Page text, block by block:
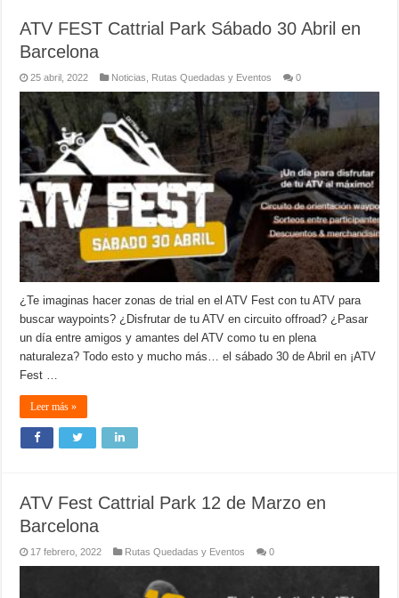
ATV FEST Cattrial Park Sábado 30 Abril en
Barcelona
25 abril, 2022 Noticias Rutas Quedadas y Eventos 0
¿Te imaginas hacer zonas de trial en el ATV Fest con tu ATV para
buscar waypoints? ¿Disfrutar de tu ATV en circuito offroad? ¿Pasar
un día entre amigos y amantes del ATV como tu en plena
naturaleza? Todo esto y mucho más… el sábado 30 de Abril en ¡ATV
Fest …
Leer más »
ATV Fest Cattrial Park 12 de Marzo en
Barcelona
17 febrero, 2022 Rutas Quedadas y Eventos 0